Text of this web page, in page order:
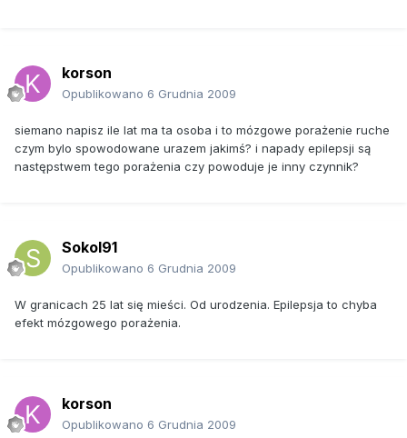
korson
Opublikowano 6 Grudnia 2009
siemano napisz ile lat ma ta osoba i to mózgowe porażenie ruche
czym bylo spowodowane urazem jakimś? i napady epilepsji są
następstwem tego porażenia czy powoduje je inny czynnik?
Sokol91
Opublikowano 6 Grudnia 2009
W granicach 25 lat się mieści. Od urodzenia. Epilepsja to chyba
efekt mózgowego porażenia.
korson
Opublikowano 6 Grudnia 2009